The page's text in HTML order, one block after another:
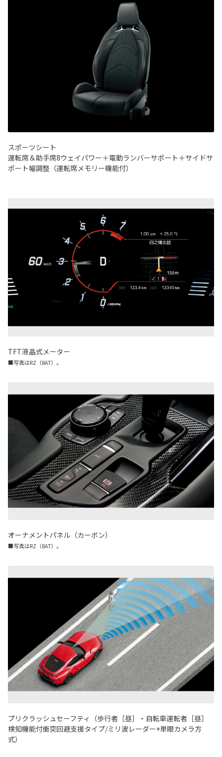
スポーツシート
運転席＆助手席8ウェイパワー＋電動ランバーサポート＋サイドサ
ポート幅調整（運転席メモリー機能付）
TFT液晶式メーター
■写真はRZ（8AT）。
オーナメントパネル（カーボン）
■写真はRZ（8AT）。
プリクラッシュセーフティ（歩行者［昼］・自転車運転者［昼］
検知機能付衝突回避支援タイプ/ミリ波レーダー+単眼カメラ方
式）